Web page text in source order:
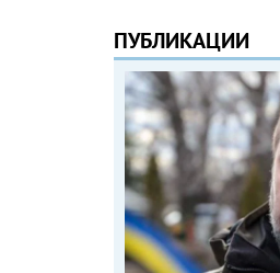
ПУБЛИКАЦИИ